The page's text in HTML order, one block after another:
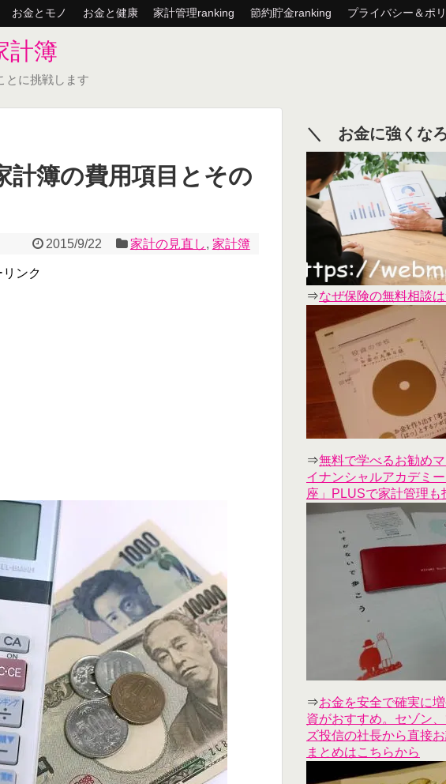
お金とモノ お金と健康 家計管理ranking 節約貯金ranking プライバシー＆ポ
計簿
とに挑戦します
計簿の費用項目とその
2015/9/22 家計の見直し, 家計簿
ンク
＼ お金に強くな
⇒なぜ保険の無料相談
⇒無料で学べるお勧め
イナンシャルアカデミ
座」PLUSで家計管理も
⇒お金を安全で確実に
資がおすすめ。セゾン
ズ投信の社長から直接
まとめはこちらから